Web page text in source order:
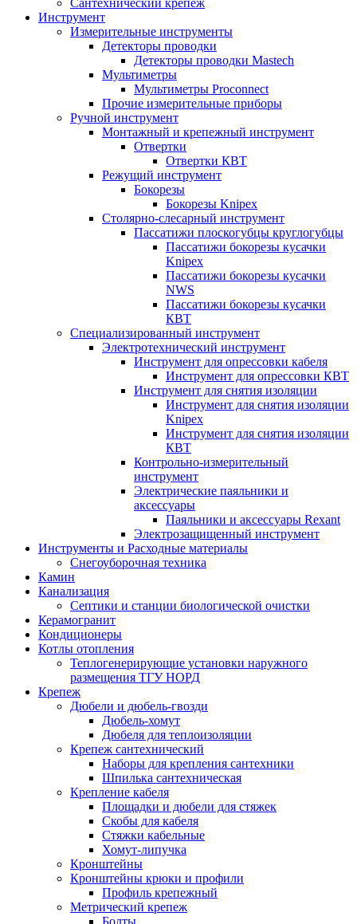
Сантехнический крепеж
Инструмент
Измерительные инструменты
Детекторы проводки
Детекторы проводки Mastech
Мультиметры
Мультиметры Proconnect
Прочие измерительные приборы
Ручной инструмент
Монтажный и крепежный инструмент
Отвертки
Отвертки КВТ
Режущий инструмент
Бокорезы
Бокорезы Knipex
Столярно-слесарный инструмент
Пассатижи плоскогубцы круглогубцы
Пассатижи бокорезы кусачки
Knipex
Пассатижи бокорезы кусачки
NWS
Пассатижи бокорезы кусачки
КВТ
Специализированный инструмент
Электротехнический инструмент
Инструмент для опрессовки кабеля
Инструмент для опрессовки КВТ
Инструмент для снятия изоляции
Инструмент для снятия изоляции
Knipex
Инструмент для снятия изоляции
КВТ
Контрольно-измерительный
инструмент
Электрические паяльники и
аксессуары
Паяльники и аксессуары Rexant
Электрозащищенный инструмент
Инструменты и Расходные материалы
Снегоуборочная техника
Камин
Канализация
Септики и станции биологической очистки
Керамогранит
Кондиционеры
Котлы отопления
Теплогенерирующие установки наружного
размещения ТГУ НОРД
Крепеж
Дюбели и дюбель-гвозди
Дюбель-хомут
Дюбеля для теплоизоляции
Крепеж сантехнический
Наборы для крепления сантехники
Шпилька сантехническая
Крепление кабеля
Площадки и дюбели для стяжек
Скобы для кабеля
Стяжки кабельные
Хомут-липучка
Кронштейны
Кронштейны крюки и профили
Профиль крепежный
Метрический крепеж